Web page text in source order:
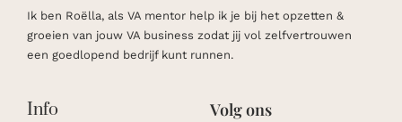
Ik ben Roëlla, als VA mentor help ik je bij het opzetten &
groeien van jouw VA business zodat jij vol zelfvertrouwen
een goedlopend bedrijf kunt runnen. ​
Info Volg ons